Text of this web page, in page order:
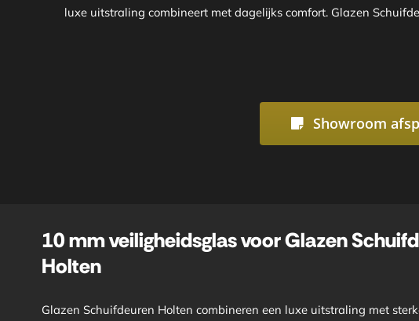
luxe uitstraling combineert met dagelijks comfort. Glazen
Showroom
10 mm veiligheidsglas voor Glazen
Holten
Glazen Schuifdeuren Holten combineren een luxe uitstraling met